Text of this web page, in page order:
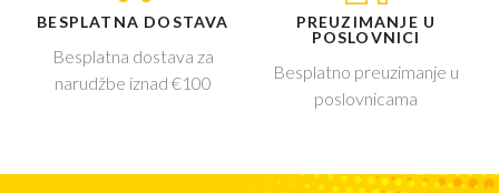
BESPLATNA DOSTAVA
Besplatna dostava za
narudžbe iznad €100
PREUZIMANJE U
POSLOVNICI
Besplatno preuzimanje u
poslovnicama